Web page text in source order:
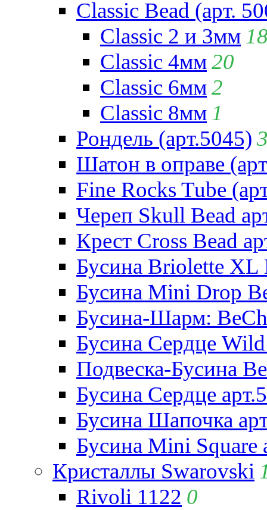
Classic Bead (арт.
Classic 2 и 3мм
Classic 4мм20
Classic 6мм2
Classic 8мм 1
Рондель (арт.5045)
Шатон в оправе
Fine Rocks Tube
Череп Skull Bead
Крест Cross Bead
Бусина Briolette XL
Бусина Mini Drop
Бусина-Шарм:
Бусина Сердце
Подвеска-Бусина
Бусина Сердце
Бусина Шапочка
Бусина Mini Square
Кристаллы Swarovski
Rivoli 1122 0